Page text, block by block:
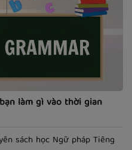
làm gì vào thời gian
sách học Ngữ pháp Tiếng